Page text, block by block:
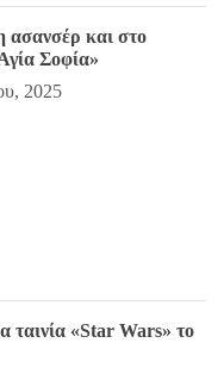
ασανσέρ και στο
Σοφία»
2025
ταινία «Star Wars» το